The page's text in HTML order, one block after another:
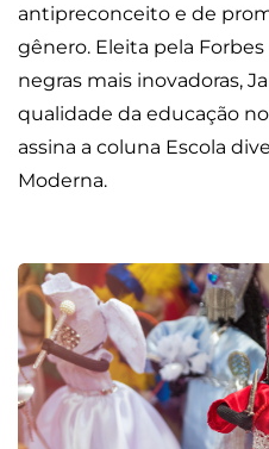
antipreconceito e de
gênero. Eleita pela
negras mais inovadoras,
qualidade da educação
assina a coluna Escola
Moderna.